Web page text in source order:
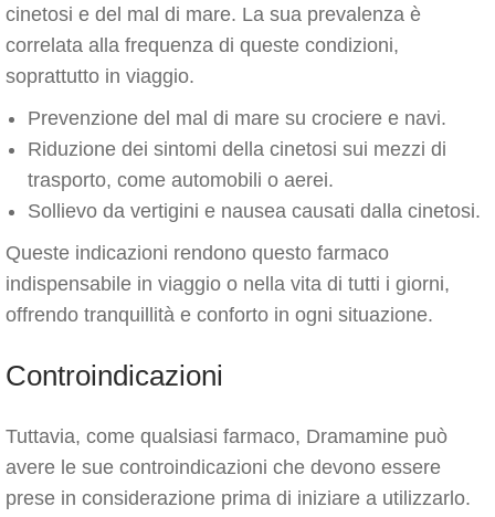
cinetosi e del mal di mare. La sua prevalenza è
correlata alla frequenza di queste condizioni,
soprattutto in viaggio.
Prevenzione del mal di mare su crociere e navi.
Riduzione dei sintomi della cinetosi sui mezzi di
trasporto, come automobili o aerei.
Sollievo da vertigini e nausea causati dalla cinetosi.
Queste indicazioni rendono questo farmaco
indispensabile in viaggio o nella vita di tutti i giorni,
offrendo tranquillità e conforto in ogni situazione.
Controindicazioni
Tuttavia, come qualsiasi farmaco, Dramamine può
avere le sue controindicazioni che devono essere
prese in considerazione prima di iniziare a utilizzarlo.